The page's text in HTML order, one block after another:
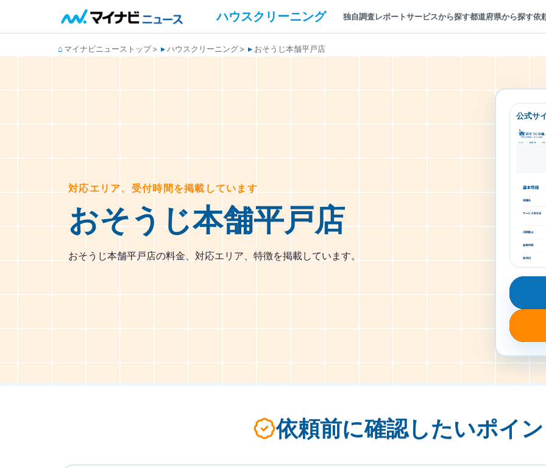
ハウスクリーニング 独自調査レポートサービスから探す都道府県から探す依
マイナビニューストップ ハウスクリーニング おそうじ本舗平戸店
対応エリア、受付時間を掲載しています
おそうじ本舗平戸店
おそうじ本舗平戸店の料金、対応エリア、特徴を掲載しています。
公式サ
依頼前に確認したいポイ